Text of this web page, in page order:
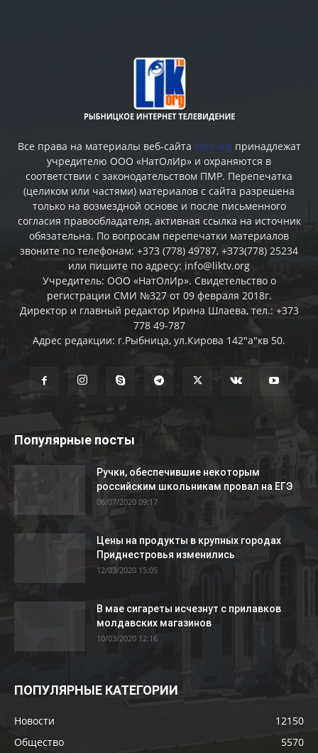
Все права на материалы веб-сайта liktv.org принадлежат
учредителю ООО «НатОлИр» и охраняются в
соответствии с законодательством ПМР. Перепечатка
(целиком или частями) материалов c сайта разрешена
только на возмездной основе и после письменного
согласия правообладателя, активная ссылка на источник
обязательна. По вопросам перепечатки материалов
звоните по телефонам: +373 (778) 49787, +373(778) 25234
или пишите по адресу: info@liktv.org
Учредитель: ООО «НатОлИр». Свидетельство о
регистрации СМИ №327 от 09 февраля 2018г.
Директор и главный редактор Ирина Шлаева, тел.: +373
778 49-787
Адрес редакции: г.Рыбница, ул.Кирова 142"а"кв 50.
Популярные посты
Ручки, обеспечившие некоторым
российским школьникам провал на ЕГЭ
06/07/2020 09:17
Цены на продукты в крупных городах
Приднестровья изменились
12/03/2020 15:05
В мае сигареты исчезнут с прилавков
молдавских магазинов
10/03/2020 12:16
ПОПУЛЯРНЫЕ КАТЕГОРИИ
Новости
12150
Общество
5570